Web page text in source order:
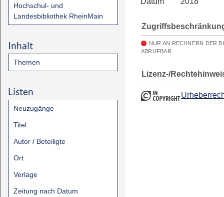
Hochschul- und
Landesbibliothek RheinMain
Inhalt
Themen
Listen
Neuzugänge
Titel
Autor / Beteiligte
Ort
Verlage
Zeitung nach Datum
NUR AN RECHNERN DER
ABRUFBAR
Lizenz-/